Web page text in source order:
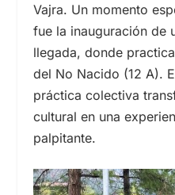
Vajra. Un momento
fue la inauguración de
llegada, donde
del No Nacido (12 A).
práctica colectiva
cultural en una
palpitante.